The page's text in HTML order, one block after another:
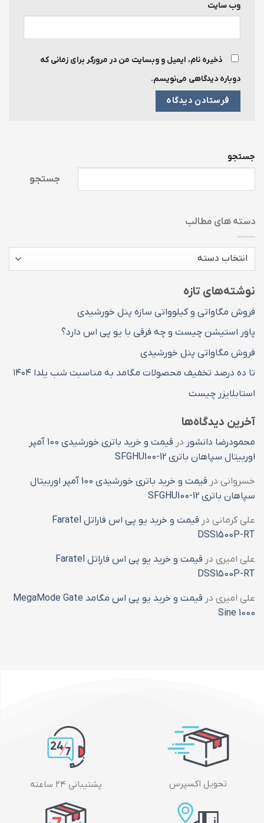
وب‌ سایت
ذخیره نام، ایمیل و وبسایت من در مرورگر برای زمانی که
دوباره دیدگاهی می‌نویسم.
جستجو
جستجو
دسته های مطالب
دسته
نوشته‌های تازه
فروش مگاواتی و کیلوواتی سازه پنل خورشیدی
پاور استیشن چیست و چه فرقی با یو پی اس دارد؟
فروش مگاواتی پنل خورشیدی
تا ده درصد تخفیف محصولات مگامد به مناسبت شب یلدا ۱۴۰۴
استابلایزر چیست
آخرین دیدگاه‌ها
محمودرضا دانشور در
قیمت و خرید باتری خورشیدی 100 آمپر
اوربیتال سپاهان باتری SFGHU100-12
خسروانی در
قیمت و خرید باتری خورشیدی 100 آمپر اوربیتال
سپاهان باتری SFGHU100-12
علی کرمانی در
قیمت و خرید یو پی اس فاراتل Faratel
DSS1500P-RT
علی امیری در
قیمت و خرید یو پی اس فاراتل Faratel
DSS1500P-RT
علی امیری در
قیمت و خرید یو پی اس مگامد MegaMode Gate
Sine 1000
تحویل اکسپرس پشتیبانی ۲۴ ساعته